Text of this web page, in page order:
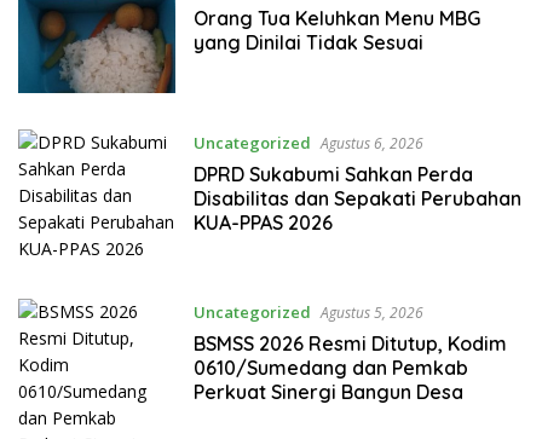
Orang Tua Keluhkan Menu MBG
yang Dinilai Tidak Sesuai
Uncategorized Agustus 6, 2026
DPRD Sukabumi Sahkan Perda
Disabilitas dan Sepakati Perubahan
KUA-PPAS 2026
Uncategorized Agustus 5, 2026
BSMSS 2026 Resmi Ditutup, Kodim
0610/Sumedang dan Pemkab
Perkuat Sinergi Bangun Desa